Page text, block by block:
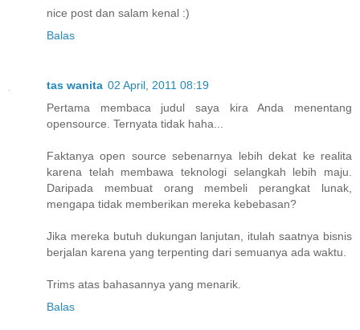
nice post dan salam kenal :)
Balas
tas wanita 02 April, 2011 08:19
Pertama membaca judul saya kira Anda menentang
opensource. Ternyata tidak haha...
Faktanya open source sebenarnya lebih dekat ke realita
karena telah membawa teknologi selangkah lebih maju.
Daripada membuat orang membeli perangkat lunak,
mengapa tidak memberikan mereka kebebasan?
Jika mereka butuh dukungan lanjutan, itulah saatnya bisnis
berjalan karena yang terpenting dari semuanya ada waktu.
Trims atas bahasannya yang menarik.
Balas